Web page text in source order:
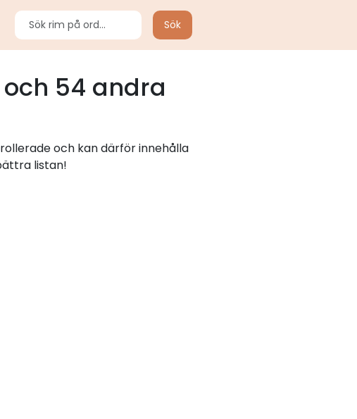
Sök
och 54 andra
och kan därför innehålla
listan!